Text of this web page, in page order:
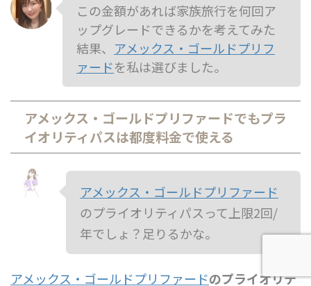
この金額があれば家族旅行を何回ア
ップグレードできるかを考えてみた
結果、 アメックス・ゴールドプリフ
ァードを私は選びました。
アメックス・ゴールドプリファードでもプラ
イオリティパスは都度料金で使える
アメックス・ゴールドプリファード
のプライオリティパスって上限2回/
年でしょ？足りるかな。
アメックス・ゴールドプリファードのプライオリテ